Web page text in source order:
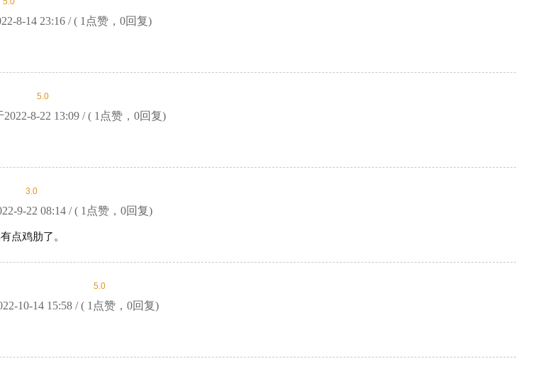
8-14 23:16 / ( 1点赞，0回复)
5.0
2022-8-22 13:09 / ( 1点赞，0回复)
3.0
9-22 08:14 / ( 1点赞，0回复)
点鸡肋了。
5.0
10-14 15:58 / ( 1点赞，0回复)